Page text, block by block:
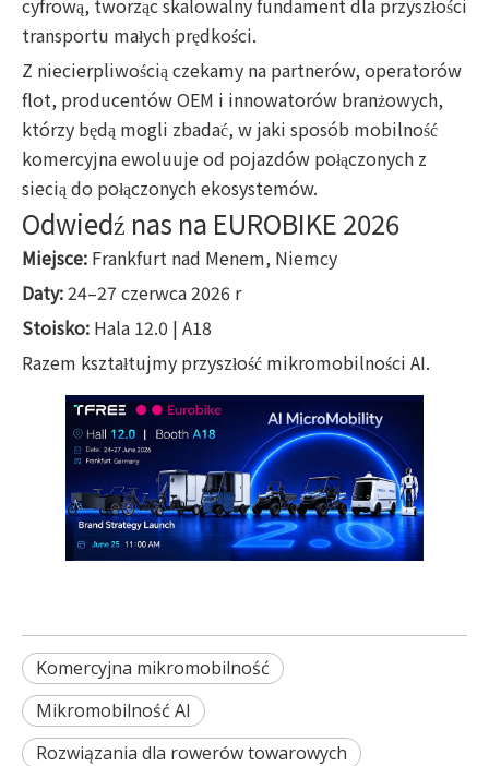
cyfrową, tworząc skalowalny fundament dla przyszłości
transportu małych prędkości.
Z niecierpliwością czekamy na partnerów, operatorów
flot, producentów OEM i innowatorów branżowych,
którzy będą mogli zbadać, w jaki sposób mobilność
komercyjna ewoluuje od pojazdów połączonych z
siecią do połączonych ekosystemów.
Odwiedź nas na EUROBIKE 2026
Miejsce: Frankfurt nad Menem, Niemcy
Daty:24–27 czerwca 2026 r
Stoisko: Hala 12.0 | A18
Razem kształtujmy przyszłość mikromobilności AI.
Komercyjna mikromobilność
Mikromobilność AI
Rozwiązania dla rowerów towarowych